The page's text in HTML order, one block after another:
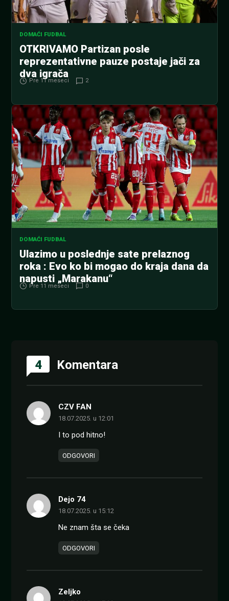
DOMAĆI FUDBAL
OTKRIVAMO Partizan posle
reprezentativne pauze postaje jači za
dva igrača
Pre 11 meseci 2
DOMAĆI FUDBAL
Ulazimo u poslednje sate prelaznog
roka : Evo ko bi mogao do kraja dana da
napusti „Marakanu“
Pre 11 meseci 0
4 Komentara
CZV FAN
18.07.2025. u 12:01
I to pod hitno!
ODGOVORI
Dejo 74
18.07.2025. u 15:12
Ne znam šta se čeka
ODGOVORI
Zeljko